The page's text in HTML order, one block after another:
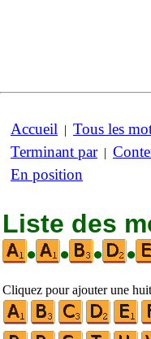
Accueil | Tous les
Terminant par|
En position
Liste des
•
• • •
Cliquez pour ajouter une